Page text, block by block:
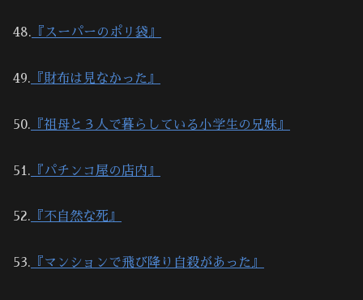
48. 『スーパーのポリ袋』
49. 『財布は見なかった』
50. 『祖母と３人で暮らしている小学生の兄妹』
51. 『パチンコ屋の店内』
52. 『不自然な死』
53. 『マンションで飛び降り自殺があった』